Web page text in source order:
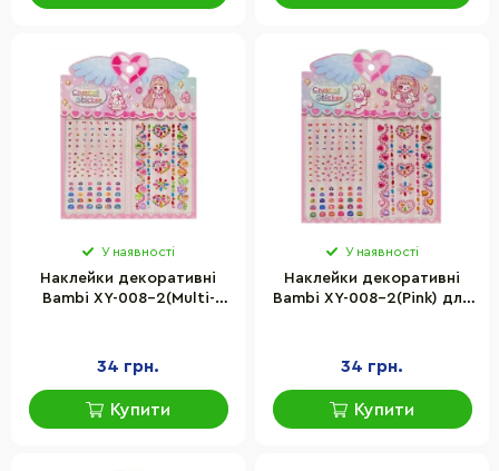
У наявності
Наклейки декоративні
Bambi XY-008-2(Multi-
34 грн.
Купити
У наявності
Наклейки декоративні
Bambi XY-008-2(Pink) для
34 грн.
Купити